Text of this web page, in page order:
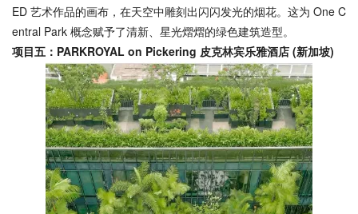
ED 艺术作品的画布，在天空中雕刻出闪闪发光的烟花。这为 One C
entral Park 概念赋予了清新、星光熠熠的绿色建筑造型。
项目五：PARKROYAL on Pickering 皮克林宾乐雅酒店 (新加坡)